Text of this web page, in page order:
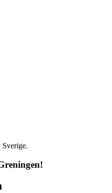
Sverige.
!